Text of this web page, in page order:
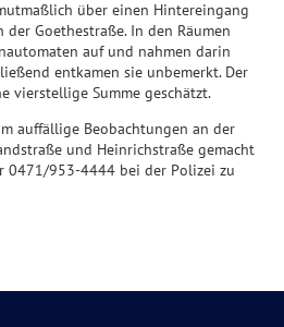
über einen Hintereingang
Goethestraße. In den Räumen
auf und nahmen darin
entkamen sie unbemerkt. Der
vierstellige Summe geschätzt.
auffällige Beobachtungen an der
und Heinrichstraße gemacht
0471/953-4444 bei der Polizei zu